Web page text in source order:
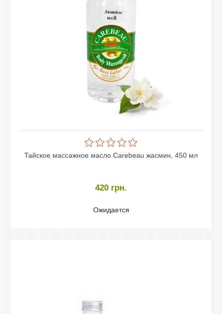
Тайское массажное масло Carebeau жасмин, 450 мл
420 грн.
Ожидается